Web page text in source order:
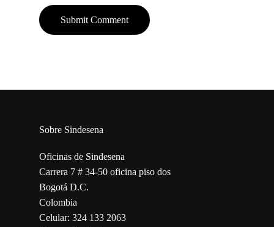
Sobre Sindesena
Oficinas de Sindesena
Carrera 7 # 34-50 oficina piso dos
Bogotá D.C.
Colombia
Celular: 324 133 2063